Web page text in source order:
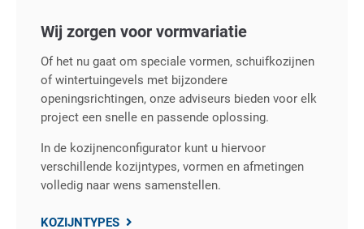
Wij zorgen voor vormvariatie
Of het nu gaat om speciale vormen, schuifkozijnen
of wintertuingevels met bijzondere
openingsrichtingen, onze adviseurs bieden voor elk
project een snelle en passende oplossing.
In de kozijnenconfigurator kunt u hiervoor
verschillende kozijntypes, vormen en afmetingen
volledig naar wens samenstellen.
KOZIJNTYPES